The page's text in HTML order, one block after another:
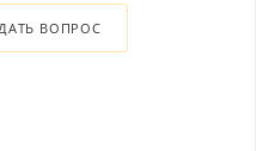
ВОПРОС